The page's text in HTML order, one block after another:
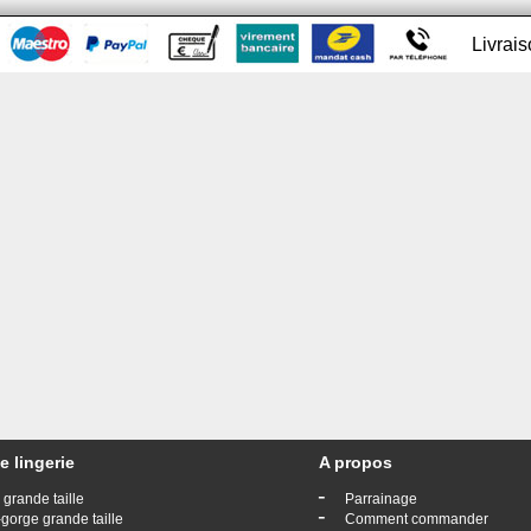
lingerie
grande taille
grande taille
A propos
- Parrainage
- Comment commander